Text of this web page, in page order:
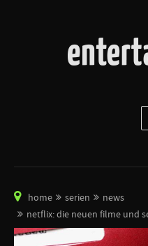
home serien
news
netflix: die neuen filme und